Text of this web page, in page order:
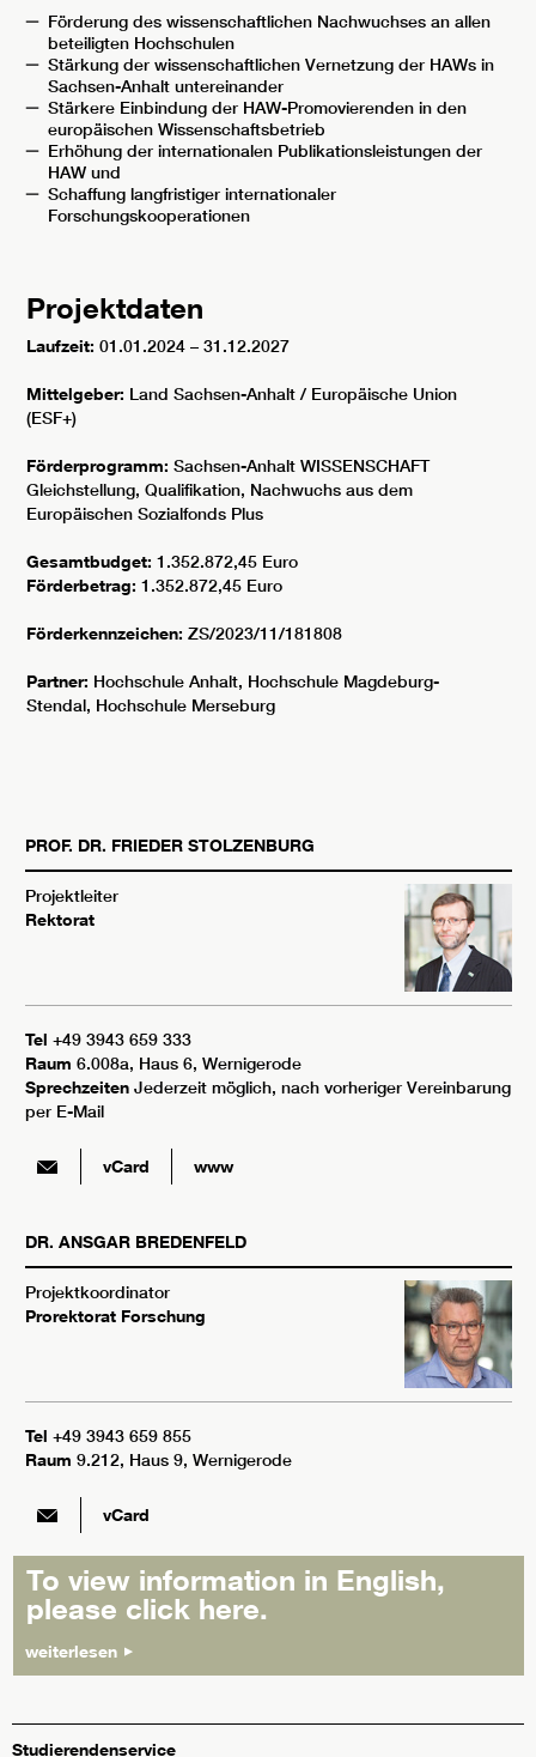
Förderung des wissenschaftlichen Nachwuchses an allen
beteiligten Hochschulen
Stärkung der wissenschaftlichen Vernetzung der HAWs in
Sachsen-Anhalt untereinander
Stärkere Einbindung der HAW-Promovierenden in den
europäischen Wissenschaftsbetrieb
Erhöhung der internationalen Publikationsleistungen der
HAW und
Schaffung langfristiger internationaler
Forschungskooperationen
Projektdaten
Laufzeit: 01.01.2024 – 31.12.2027
Mittelgeber: Land Sachsen-Anhalt / Europäische Union
(ESF+)
Förderprogramm: Sachsen-Anhalt WISSENSCHAFT
Gleichstellung, Qualifikation, Nachwuchs aus dem
Europäischen Sozialfonds Plus
Gesamtbudget: 1.352.872,45 Euro
Förderbetrag: 1.352.872,45 Euro
Förderkennzeichen: ZS/2023/11/181808
Partner: Hochschule Anhalt, Hochschule Magdeburg-
Stendal, Hochschule Merseburg
PROF. DR. FRIEDER STOLZENBURG
Projektleiter
Rektorat
Tel +49 3943 659 333
Raum 6.008a, Haus 6, Wernigerode
Sprechzeiten Jederzeit möglich, nach vorheriger Vereinbarung
per E-Mail
vCard www
DR. ANSGAR BREDENFELD
Projektkoordinator
Prorektorat Forschung
Tel +49 3943 659 855
Raum 9.212, Haus 9, Wernigerode
vCard
To view information in English,
please click here.
weiterlesen
Studierendenservice